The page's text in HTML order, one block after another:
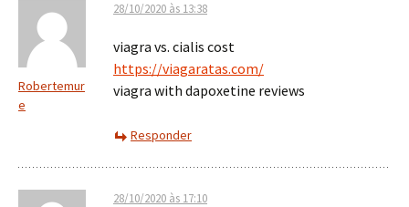
Robertemur
e
28/10/2020 às 13:38
viagra vs. cialis cost
https://viagaratas.com/
viagra with dapoxetine reviews
Responder
28/10/2020 às 17:10